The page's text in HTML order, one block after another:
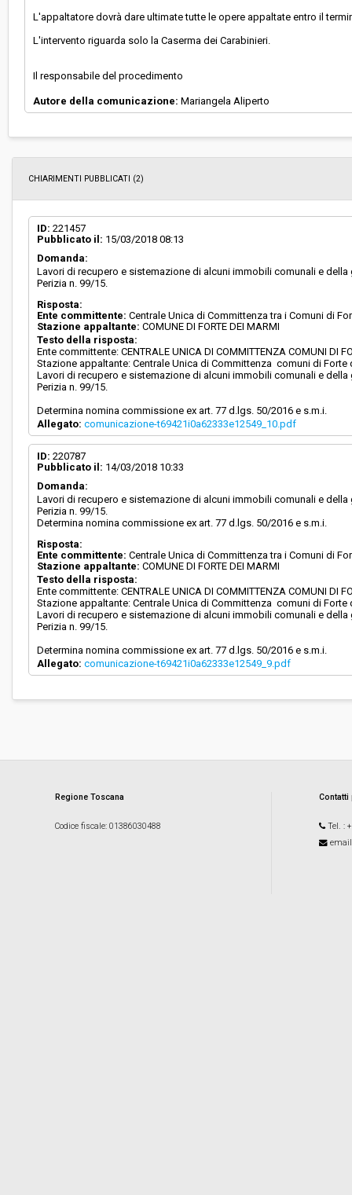
L'appaltatore dovrà dare ultimate tutte le opere appaltate entro il
L'intervento riguarda solo la Caserma dei Carabinieri.
Il responsabile del procedimento
Autore della comunicazione: Mariangela Aliperto
CHIARIMENTI PUBBLICATI (2)
ID: 221457
Pubblicato il: 15/03/2018 08:13
Domanda:
Lavori di recupero e sistemazione di alcuni immobili comunali e
Perizia n. 99/15.
Risposta:
Ente committente: Centrale Unica di Committenza tra i Comuni di
Stazione appaltante: COMUNE DI FORTE DEI MARMI
Testo della risposta:
Ente committente: CENTRALE UNICA DI COMMITTENZA COMUNI DI
Stazione appaltante: Centrale Unica di Committenza comuni di Forte
Lavori di recupero e sistemazione di alcuni immobili comunali e
Perizia n. 99/15.
Determina nomina commissione ex art. 77 d.lgs. 50/2016 e s.m.i.
Allegato: comunicazione-t69421i0a62333e12549_10.pdf
ID: 220787
Pubblicato il: 14/03/2018 10:33
Domanda:
Lavori di recupero e sistemazione di alcuni immobili comunali e
Perizia n. 99/15.
Determina nomina commissione ex art. 77 d.lgs. 50/2016 e s.m.i.
Risposta:
Ente committente: Centrale Unica di Committenza tra i Comuni di
Stazione appaltante: COMUNE DI FORTE DEI MARMI
Testo della risposta:
Ente committente: CENTRALE UNICA DI COMMITTENZA COMUNI DI
Stazione appaltante: Centrale Unica di Committenza comuni di Forte
Lavori di recupero e sistemazione di alcuni immobili comunali e
Perizia n. 99/15.
Determina nomina commissione ex art. 77 d.lgs. 50/2016 e s.m.i.
Allegato: comunicazione-t69421i0a62333e12549_9.pdf
Regione Toscana
Codice fiscale: 01386030488 Tel. :
email